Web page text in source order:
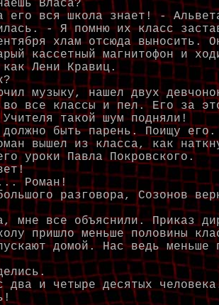
Власа?
его вся школа знает! -
- Я помню их класс
хлам отсюда выносить.
кассетный магнитофон и
Лени Кравиц.
музыку, нашел двух
во все классы и пел. Его за
такой шум подняли!
быть парень. Поищу его.
вышел из класса, как
уроки Павла Покровского.
Роман!
разговора, Созонов
мне все объяснили. Приказ
пришло меньше половины
домой. Нас ведь меньше
и четыре десятых